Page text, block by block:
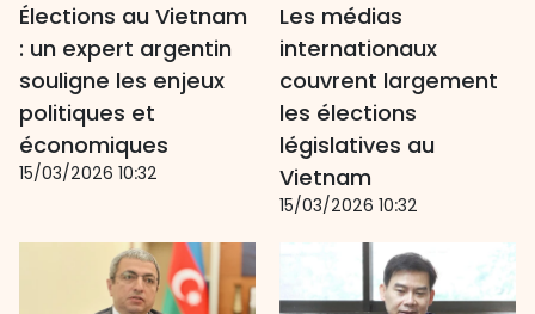
Élections au Vietnam
: un expert argentin
souligne les enjeux
politiques et
économiques
15/03/2026 10:32
Les médias
internationaux
couvrent largement
les élections
législatives au
Vietnam
15/03/2026 10:32